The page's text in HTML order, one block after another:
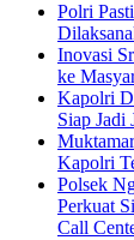
Polri
Inovasi
ke
Kapolri
Siap Jadi
Kapolri
Polsek
Perkuat
Call